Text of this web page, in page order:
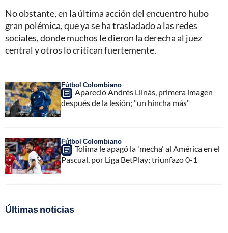
No obstante, en la última acción del encuentro hubo
gran polémica, que ya se ha trasladado a las redes
sociales, donde muchos le dieron la derecha al juez
central y otros lo critican fuertemente.
Fútbol Colombiano
Apareció Andrés Llinás, primera imagen
después de la lesión; "un hincha más"
Fútbol Colombiano
Tolima le apagó la 'mecha' al América en el
Pascual, por Liga BetPlay; triunfazo 0-1
Últimas noticias